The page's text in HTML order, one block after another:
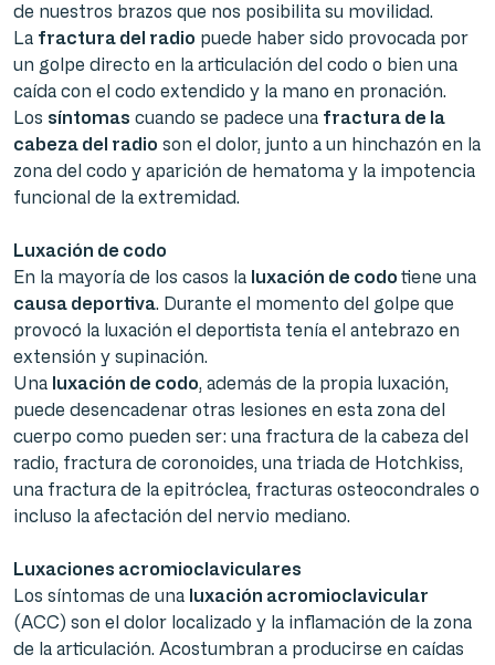
de nuestros brazos que nos posibilita su movilidad.
La fractura del radio puede haber sido provocada por
un golpe directo en la articulación del codo o bien una
caída con el codo extendido y la mano en pronación.
Los síntomas cuando se padece una fractura de la
cabeza del radio son el dolor, junto a un hinchazón en la
zona del codo y aparición de hematoma y la impotencia
funcional de la extremidad.
Luxación de codo
En la mayoría de los casos la luxación de codo tiene una
causa deportiva. Durante el momento del golpe que
provocó la luxación el deportista tenía el antebrazo en
extensión y supinación.
Una luxación de codo, además de la propia luxación,
puede desencadenar otras lesiones en esta zona del
cuerpo como pueden ser: una fractura de la cabeza del
radio, fractura de coronoides, una triada de Hotchkiss,
una fractura de la epitróclea, fracturas osteocondrales o
incluso la afectación del nervio mediano.
Luxaciones acromioclaviculares
Los síntomas de una luxación acromioclavicular
(ACC) son el dolor localizado y la inflamación de la zona
de la articulación. Acostumbran a producirse en caídas